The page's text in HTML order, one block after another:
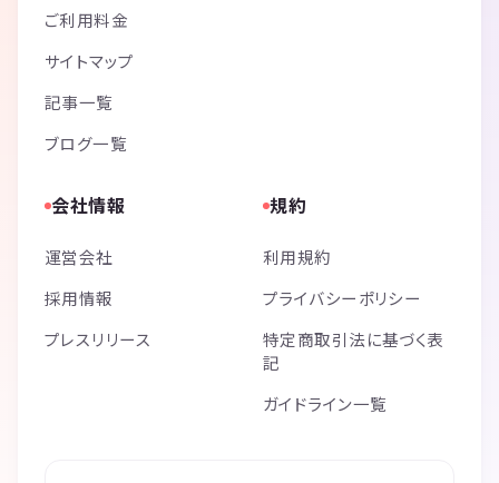
ご利用料金
サイトマップ
記事一覧
ブログ一覧
会社情報
運営会社
採用情報
プレスリリース
規約
利用規約
プライバシーポリシー
特定商取引法に基づく表
記
ガイドライン一覧